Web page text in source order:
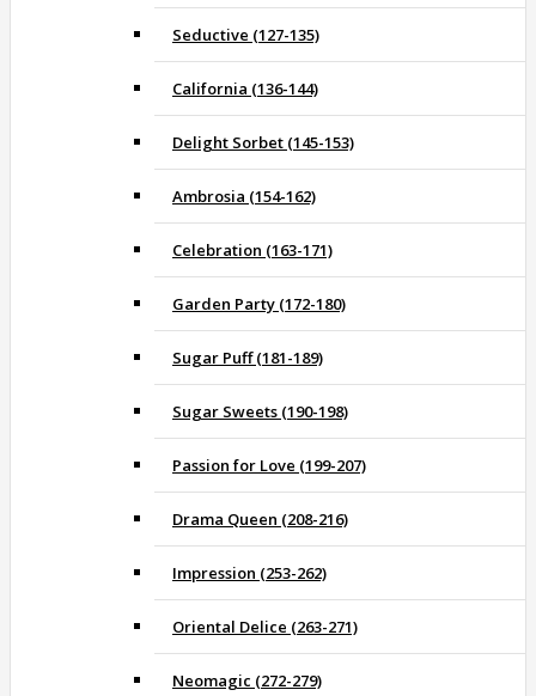
Seductive (127-135)
California (136-144)
Delight Sorbet (145-153)
Ambrosia (154-162)
Celebration (163-171)
Garden Party (172-180)
Sugar Puff (181-189)
Sugar Sweets (190-198)
Passion for Love (199-207)
Drama Queen (208-216)
Impression (253-262)
Oriental Delice (263-271)
Neomagic (272-279)